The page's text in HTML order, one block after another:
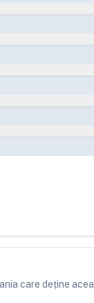
care deține